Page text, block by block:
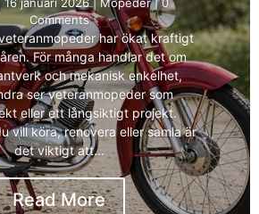
Comments
har ökat kraftigt
För många handlar det om
och mekanisk enkelhet,
ser veteranmopeder som
eller ett långsiktigt projekt.
vill köra, renovera eller samla är
det viktigt att...
Read More